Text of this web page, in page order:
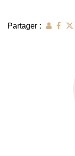
Partager :